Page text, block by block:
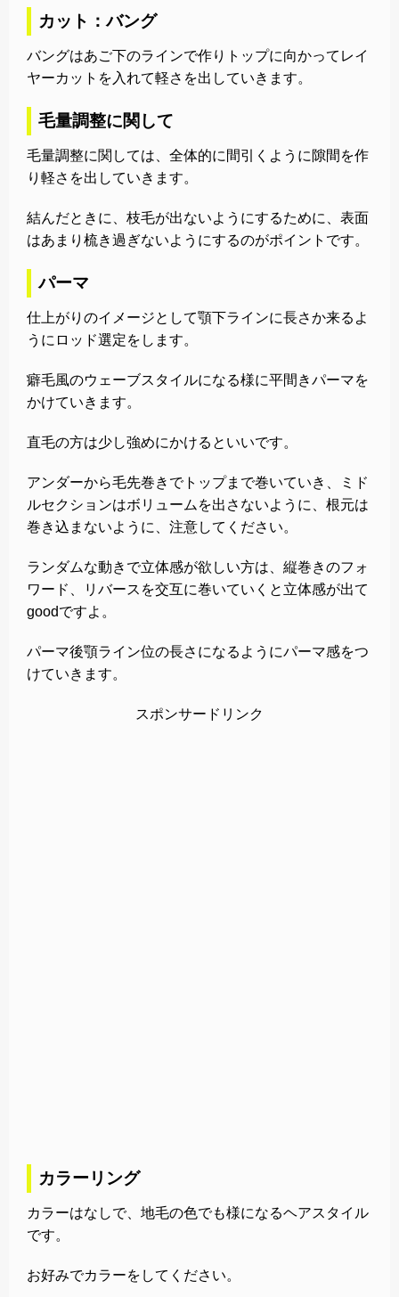
カット：バング
バングはあご下のラインで作りトップに向かってレイ
ヤーカットを入れて軽さを出していきます。
毛量調整に関して
毛量調整に関しては、全体的に間引くように隙間を作
り軽さを出していきます。
結んだときに、枝毛が出ないようにするために、表面
はあまり梳き過ぎないようにするのがポイントです。
パーマ
仕上がりのイメージとして顎下ラインに長さか来るよ
うにロッド選定をします。
癖毛風のウェーブスタイルになる様に平間きパーマを
かけていきます。
直毛の方は少し強めにかけるといいです。
アンダーから毛先巻きでトップまで巻いていき、ミド
ルセクションはボリュームを出さないように、根元は
巻き込まないように、注意してください。
ランダムな動きで立体感が欲しい方は、縦巻きのフォ
ワード、リバースを交互に巻いていくと立体感が出て
goodですよ。
パーマ後顎ライン位の長さになるようにパーマ感をつ
けていきます。
スポンサードリンク
カラーリング
カラーはなしで、地毛の色でも様になるヘアスタイル
です。
お好みでカラーをしてください。